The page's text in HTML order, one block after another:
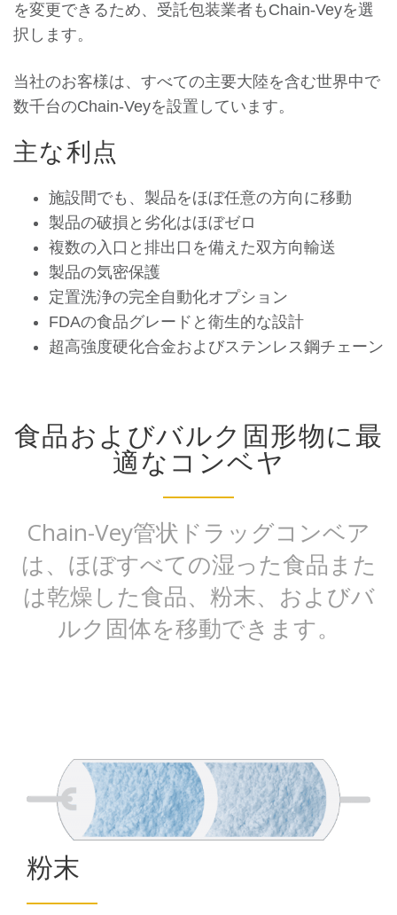
を変更できるため、受託包装業者もChain-Veyを選
択します。
当社のお客様は、すべての主要大陸を含む世界中で
数千台のChain-Veyを設置しています。
主な利点
施設間でも、製品をほぼ任意の方向に移動
製品の破損と劣化はほぼゼロ
複数の入口と排出口を備えた双方向輸送
製品の気密保護
定置洗浄の完全自動化オプション
FDAの食品グレードと衛生的な設計
超高強度硬化合金およびステンレス鋼チェーン
食品およびバルク固形物に最
適なコンベヤ
Chain-Vey管状ドラッグコンベア
は、ほぼすべての湿った食品また
は乾燥した食品、粉末、およびバ
ルク固体を移動できます。
粉末